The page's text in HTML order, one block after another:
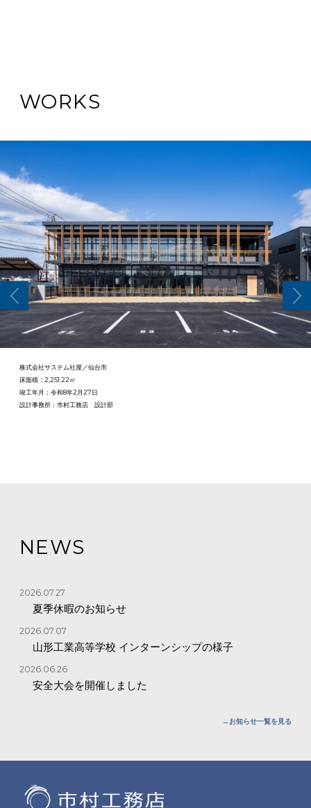
WORKS
株式会社サステム社屋／仙台市
床面積：2,251.22㎡
竣工年月：令和8年2月27日
設計事務所：市村工務店 設計部
NEWS
2026.07.27
夏季休暇のお知らせ
2026.07.07
山形工業高等学校 インターンシップの様子
2026.06.26
安全大会を開催しました
→お知らせ一覧を見る